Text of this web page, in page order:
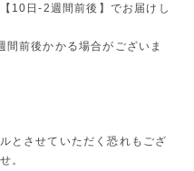
10日-2週間前後】でお届けし
前後かかる場合がございま
とさせていただく恐れもござ
。